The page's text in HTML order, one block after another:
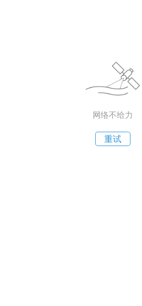
网络不给力
重试